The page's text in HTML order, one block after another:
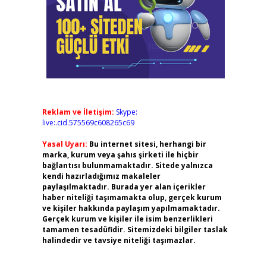
Reklam ve İletişim: Skype:
live:.cid.575569c608265c69
Yasal Uyarı: Bu internet sitesi, herhangi bir
marka, kurum veya şahıs şirketi ile hiçbir
bağlantısı bulunmamaktadır. Sitede yalnızca
kendi hazırladığımız makaleler
paylaşılmaktadır. Burada yer alan içerikler
haber niteliği taşımamakta olup, gerçek kurum
ve kişiler hakkında paylaşım yapılmamaktadır.
Gerçek kurum ve kişiler ile isim benzerlikleri
tamamen tesadüfidir. Sitemizdeki bilgiler taslak
halindedir ve tavsiye niteliği taşımazlar.